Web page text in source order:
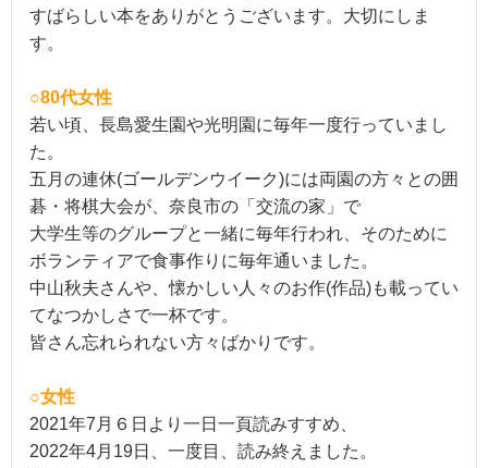
すばらしい本をありがとうございます。大切にしま
す。
○80代女性
若い頃、長島愛生園や光明園に毎年一度行っていまし
た。
五月の連休(ゴールデンウイーク)には両園の方々との囲
碁・将棋大会が、奈良市の「交流の家」で
大学生等のグループと一緒に毎年行われ、そのために
ボランティアで食事作りに毎年通いました。
中山秋夫さんや、懐かしい人々のお作(作品)も載ってい
てなつかしさで一杯です。
皆さん忘れられない方々ばかりです。
○女性
2021年7月６日より一日一頁読みすすめ、
2022年4月19日、一度目、読み終えました。